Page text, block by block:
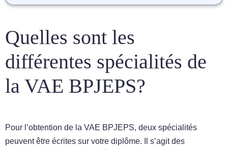
Quelles sont les
différentes spécialités de
la VAE BPJEPS?
Pour l’obtention de la VAE BPJEPS, deux spécialités
peuvent être écrites sur votre diplôme. Il s’agit des